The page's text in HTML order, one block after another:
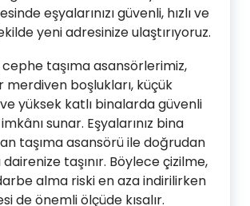
eşyalarınızı güvenli, hızlı ve
yeni adresinize ulaştırıyoruz.
cephe taşıma asansörlerimiz,
merdiven boşlukları, küçük
yüksek katlı binalarda güvenli
sunar. Eşyalarınız bina
taşıma asansörü ile doğrudan
taşınır. Böylece çizilme,
alma riski en aza indirilirken
de önemli ölçüde kısalır.